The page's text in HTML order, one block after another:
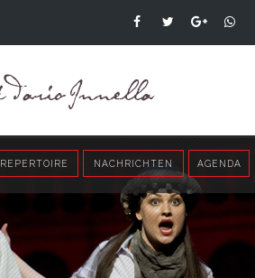
REPERTOIRE NACHRICHTEN AGENDA